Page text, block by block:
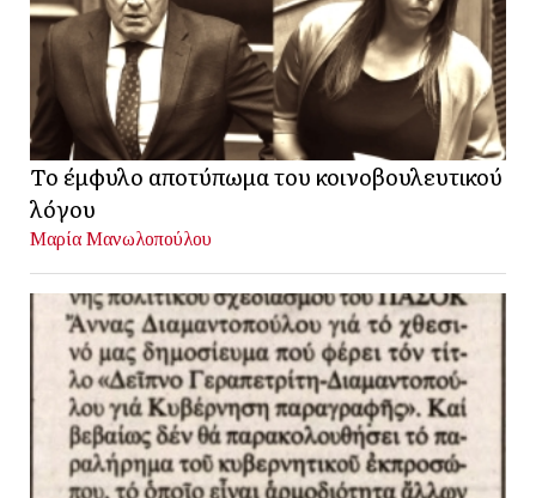
Το έμφυλο αποτύπωμα του κοινοβουλευτικού
λόγου
Μαρία Μανωλοπούλου